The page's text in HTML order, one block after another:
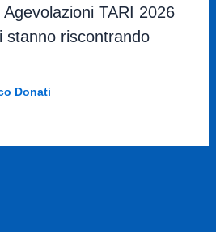
TARI 2026
stanno riscontrando
Donati